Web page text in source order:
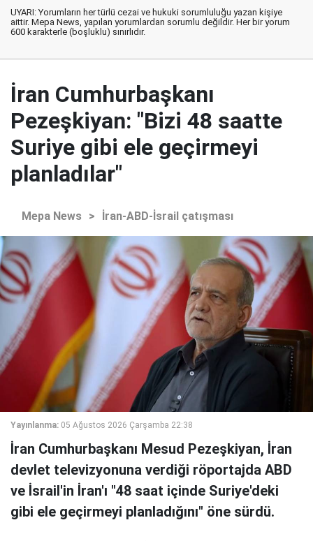
UYARI: Yorumların her türlü cezai ve hukuki sorumluluğu yazan kişiye
aittir. Mepa News, yapılan yorumlardan sorumlu değildir. Her bir yorum
600 karakterle (boşluklu) sınırlıdır.
İran Cumhurbaşkanı
Pezeşkiyan: "Bizi 48 saatte
Suriye gibi ele geçirmeyi
planladılar"
Mepa News > İran-ABD-İsrail çatışması
Yayınlanma: 05 Ağustos 2026 Çarşamba 22:38
İran Cumhurbaşkanı Mesud Pezeşkiyan, İran
devlet televizyonuna verdiği röportajda ABD
ve İsrail'in İran'ı "48 saat içinde Suriye'deki
gibi ele geçirmeyi planladığını" öne sürdü.